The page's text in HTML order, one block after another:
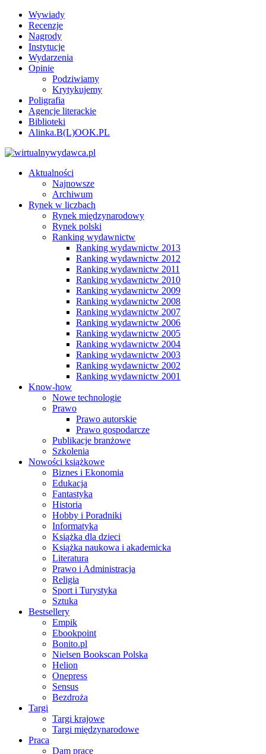
Wywiady
Recenzje
Nagrody
Instytucje
Wydarzenia
Opinie
Podziwiamy
Krytykujemy
Poligrafia
Agencje literackie
Biblioteki
Alinka.B(L)OOK.PL
Aktualności
Najnowsze
Archiwum
Rynek w liczbach
Rynek międzynarodowy
Rynek polski
Ranking wydawnictw
Ranking wydawnictw 2013
Ranking wydawnictw 2012
Ranking wydawnictw 2011
Ranking wydawnictw 2010
Ranking wydawnictw 2009
Ranking wydawnictw 2008
Ranking wydawnictw 2007
Ranking wydawnictw 2006
Ranking wydawnictw 2005
Ranking wydawnictw 2004
Ranking wydawnictw 2003
Ranking wydawnictw 2002
Ranking wydawnictw 2001
Know-how
Nowe technologie
Prawo
Prawo autorskie
Prawo gospodarcze
Publikacje branżowe
Szkolenia
Nowości książkowe
Biznes i Ekonomia
Edukacja
Fantastyka
Historia
Hobby i Poradniki
Informatyka
Książka dla dzieci
Książka naukowa i akademicka
Literatura
Prawo i Administracja
Religia
Sport i Turystyka
Sztuka
Bestsellery
Empik
Ebookpoint
Bonito.pl
Nielsen Bookscan Polska
Helion
Onepress
Sensus
Bezdroża
Targi
Targi krajowe
Targi międzynarodowe
Praca
Dam pracę